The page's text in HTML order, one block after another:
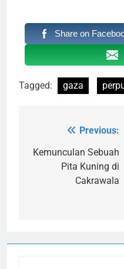
Share on
Tagged: gaza
Navigasi
pos
Previous:
Kemunculan Sebuah
Pita Kuning di
Cakrawala